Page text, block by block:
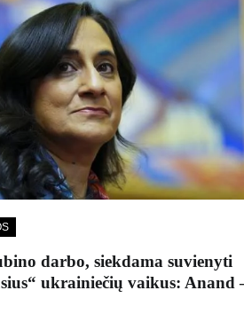
darbo, siekdama suvienyti
ukrainiečių vaikus: Anand